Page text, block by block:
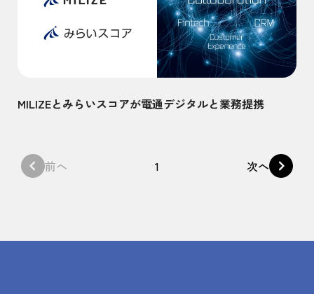
MILIZEとみらいスコアが電通デジタルと業務提携
前へ 1 次へ